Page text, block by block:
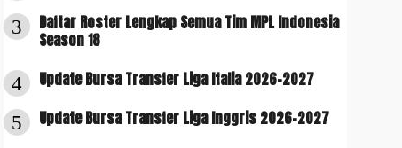
3
Daftar Roster Lengkap Semua Tim MPL Indonesia
Season 18
4 Update Bursa Transfer Liga Italia 2026-2027
5 Update Bursa Transfer Liga Inggris 2026-2027